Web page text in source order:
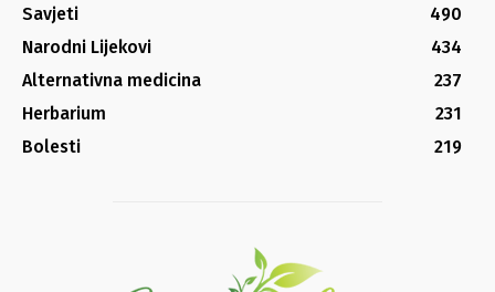
Savjeti
490
Narodni Lijekovi
434
Alternativna medicina
237
Herbarium
231
Bolesti
219